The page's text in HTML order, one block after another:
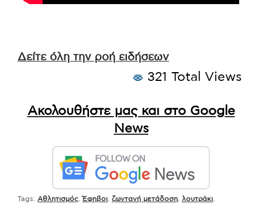
Δείτε όλη την ροή ειδήσεων
321 Total Views
Ακολουθήστε μας και στο Google
News
Tags: Αθλητισμός ,Έφηβοι ζωντανή μετάδοση λουτράκι